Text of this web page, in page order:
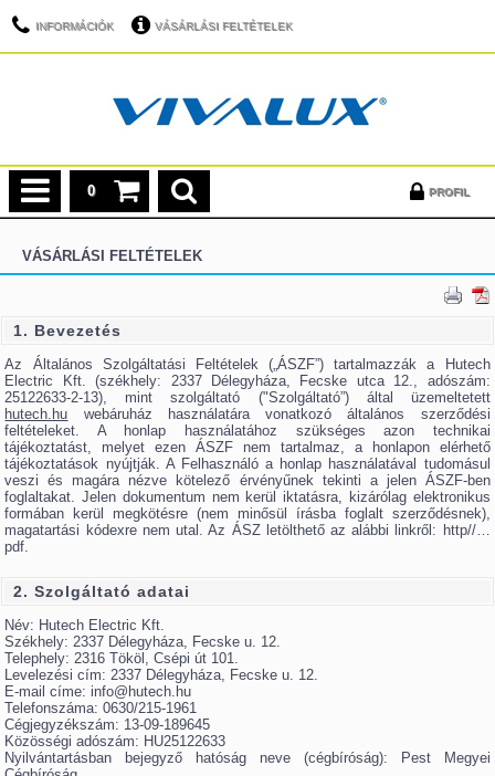
INFORMÁCIÓK VÁSÁRLÁSI FELTÉTELEK
0 PROFIL
VÁSÁRLÁSI FELTÉTELEK
1. Bevezetés
Az Általános Szolgáltatási Feltételek („ÁSZF”) tartalmazzák a Hutech
Electric Kft. (székhely: 2337 Délegyháza, Fecske utca 12., adószám:
25122633-2-13), mint szolgáltató ("Szolgáltató”) által üzemeltetett
hutech.hu webáruház használatára vonatkozó általános szerződési
feltételeket. A honlap használatához szükséges azon technikai
tájékoztatást, melyet ezen ÁSZF nem tartalmaz, a honlapon elérhető
tájékoztatások nyújtják. A Felhasználó a honlap használatával tudomásul
veszi és magára nézve kötelező érvényűnek tekinti a jelen ÁSZF-ben
foglaltakat. Jelen dokumentum nem kerül iktatásra, kizárólag elektronikus
formában kerül megkötésre (nem minősül írásba foglalt szerződésnek),
magatartási kódexre nem utal. Az ÁSZ letölthető az alábbi linkről: http//…
pdf.
2. Szolgáltató adatai
Név: Hutech Electric Kft.
Székhely: 2337 Délegyháza, Fecske u. 12.
Telephely: 2316 Tököl, Csépi út 101.
Levelezési cím: 2337 Délegyháza, Fecske u. 12.
E-mail címe: info@hutech.hu
Telefonszáma: 0630/215-1961
Cégjegyzékszám: 13-09-189645
Közösségi adószám: HU25122633
Nyilvántartásban bejegyző hatóság neve (cégbíróság): Pest Megyei